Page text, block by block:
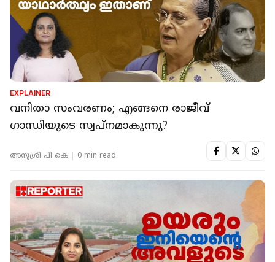
EXPLAINER
വനിതാ സംവരണം; എങ്ങനെ രാജീവ്
ഗാന്ധിയുടെ സ്വപ്നമാകുന്നു?
അനുശ്രീ പി കെ 0 min read